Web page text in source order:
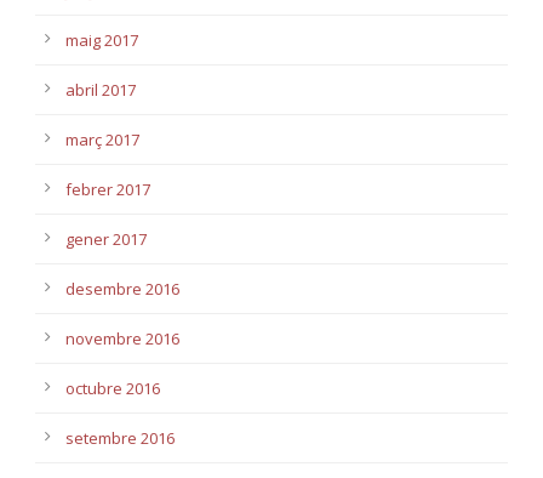
maig 2017
abril 2017
març 2017
febrer 2017
gener 2017
desembre 2016
novembre 2016
octubre 2016
setembre 2016